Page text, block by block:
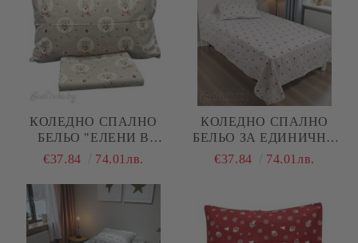
КОЛЕДНО СПАЛНО
БЕЛЬО "ЕЛЕНИ В
ТОПКИ В БЕЖОВО", ЗА
НАТУРАЛЕН ПАМУК
(ПОПЛИН), 3 ЧАСТИ
€37.84 74.01лв.
КОЛЕДНО СПАЛНО
БЕЛЬО ЗА ЕДИНИЧНО
ЛЕГЛО, ЕЛЕНЧЕТА И
(ПОПЛИН), 3 ЧАСТИ
€37.84 74.01лв.